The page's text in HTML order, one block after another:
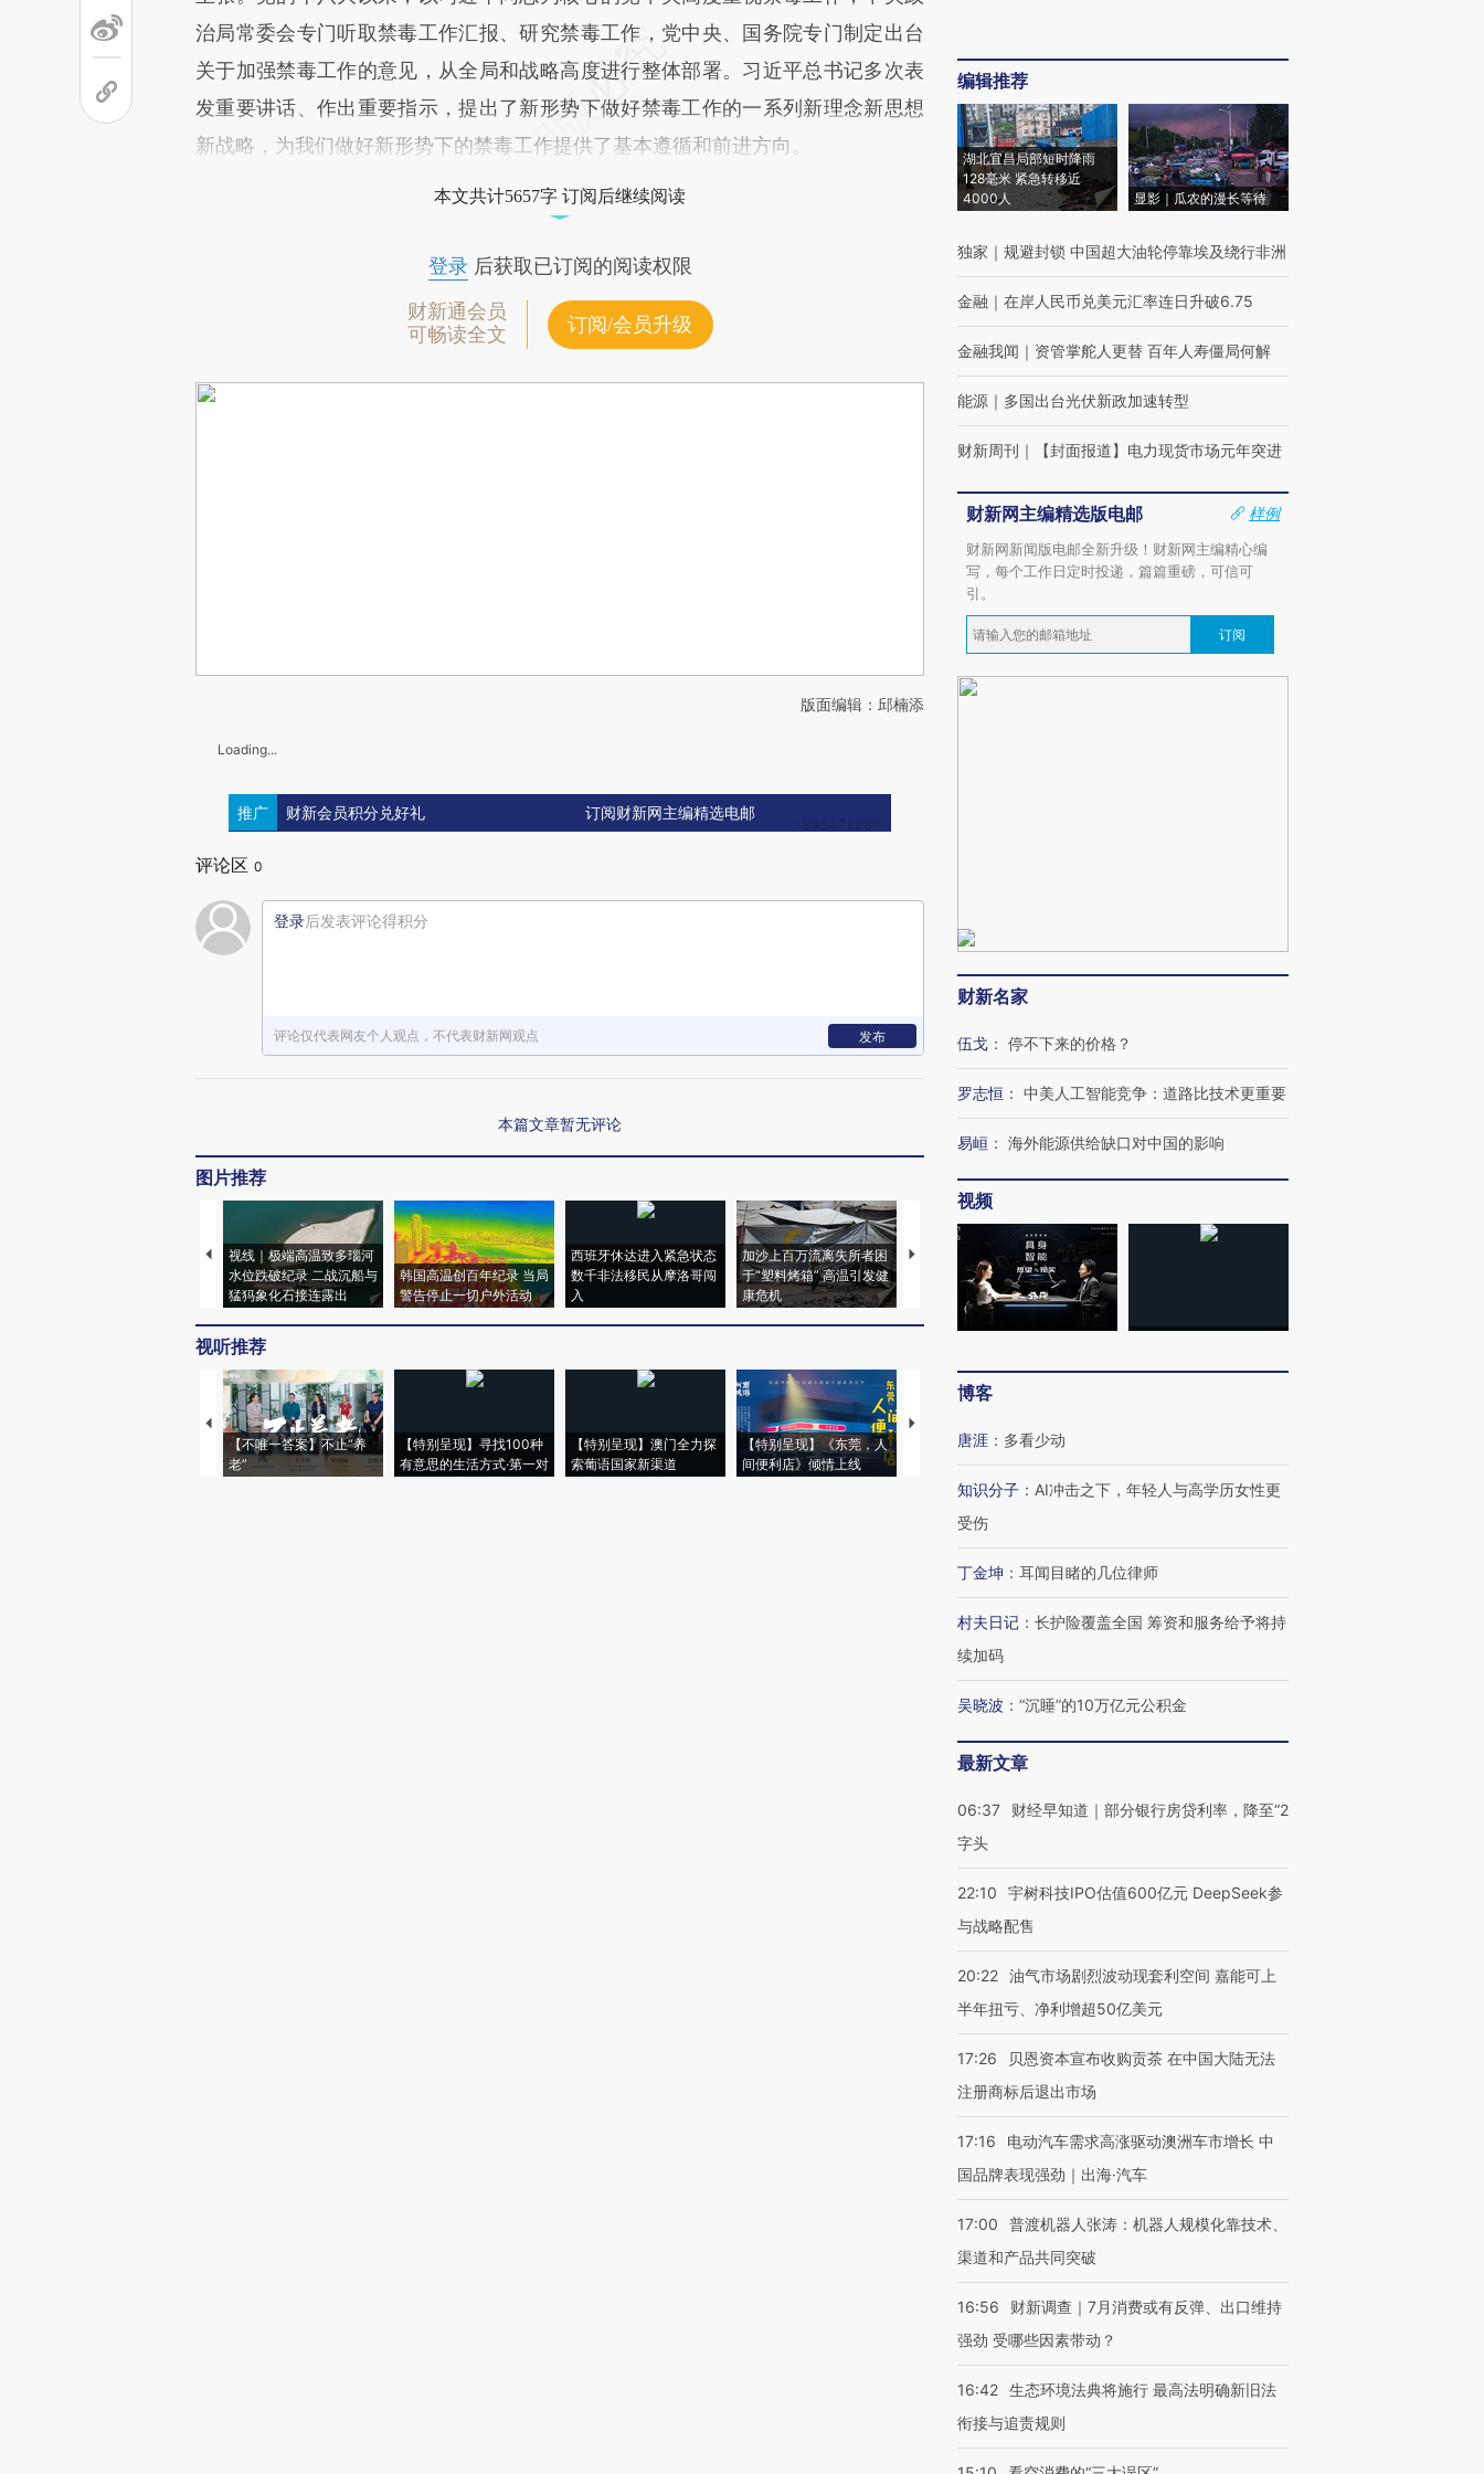
治局常委会专门听取禁毒工作汇报、研究禁毒工作，党中央、国务院专门制定出台
关于加强禁毒工作的意见，从全局和战略高度进行整体部署。习近平总书记多次表
发重要讲话、作出重要指示，提出了新形势下做好禁毒工作的一系列新理念新思想
新战略，为我们做好新形势下的禁毒工作提供了基本遵循和前进方向。
本文共计5657字 订阅后继续阅读
登录后获取已订阅的阅读权限
财新通会员
可畅读全文
订阅/会员升级
版面编辑：邱楠添
Loading...
推广 财新会员积分兑好礼 订阅财新网主编精选电邮
评论区 0
登录后发表评论得积分
评论仅代表网友个人观点，不代表财新网观点 发布
本篇文章暂无评论
图片推荐
视线｜极端高温致多瑙河
水位跌破纪录 二战沉船与
猛犸象化石接连露出
韩国高温创百年纪录 当局
警告停止一切户外活动
西班牙休达进入紧急状态
数千非法移民从摩洛哥闯
入
加沙上百万流离失所者困
于“塑料烤箱” 高温引发健
康危机
视线｜HYROX的吸金
术：是什么让中产们甘
心“花钱找虐”？
马航飞行员跨国走私7万
粒摇头丸 尿检体内含3种
毒品
视听推荐
【不唯一答案】不止“养
老”
【特别呈现】寻找100种
有意思的生活方式·第一对
【特别呈现】澳门全力探
索葡语国家新渠道
【特别呈现】《东莞，人
间便利店》倾情上线
【推广】走进第四届链博
会，让数智科技“链”接产
有意思的生活方式·第三对
住三大增长引擎是什么？
编辑推荐
湖北宜昌局部短时降雨
128毫米 紧急转移近
4000人
显影｜瓜农的漫长等待
独家 ｜ 规避封锁 中国超大油轮停靠埃及绕行非洲
金融 ｜ 在岸人民币兑美元汇率连日升破6.75
金融我闻 ｜ 资管掌舵人更替 百年人寿僵局何解
能源 ｜ 多国出台光伏新政加速转型
财新周刊 ｜ 【封面报道】电力现货市场元年突进
财新网主编精选版电邮
样例
财新网新闻版电邮全新升级！财新网主编精心编
写，每个工作日定时投递，篇篇重磅，可信可
引。
订阅
财新名家
伍戈 ： 停不下来的价格？
罗志恒 ： 中美人工智能竞争：道路比技术更重要
易峘 ： 海外能源供给缺口对中国的影响
视频
博客
唐涯 ： 多看少动
知识分子 ： AI冲击之下，年轻人与高学历女性更
受伤
丁金坤 ： 耳闻目睹的几位律师
村夫日记 ： 长护险覆盖全国 筹资和服务给予将持
续加码
吴晓波 ： “沉睡”的10万亿元公积金
最新文章
06:37
财经早知道｜部分银行房贷利率，降至“2
字头
22:10
宇树科技IPO估值600亿元 DeepSeek参
与战略配售
20:22 油气市场剧烈波动现套利空间 嘉能可上
半年扭亏、净利增超50亿美元
17:26
贝恩资本宣布收购贡茶 在中国大陆无法
注册商标后退出市场
17:16
电动汽车需求高涨驱动澳洲车市增长 中
国品牌表现强劲｜出海·汽车
17:00
普渡机器人张涛：机器人规模化靠技术、
渠道和产品共同突破
16:56
财新调查｜7月消费或有反弹、出口维持
强劲 受哪些因素带动？
16:42 生态环境法典将施行 最高法明确新旧法
衔接与追责规则